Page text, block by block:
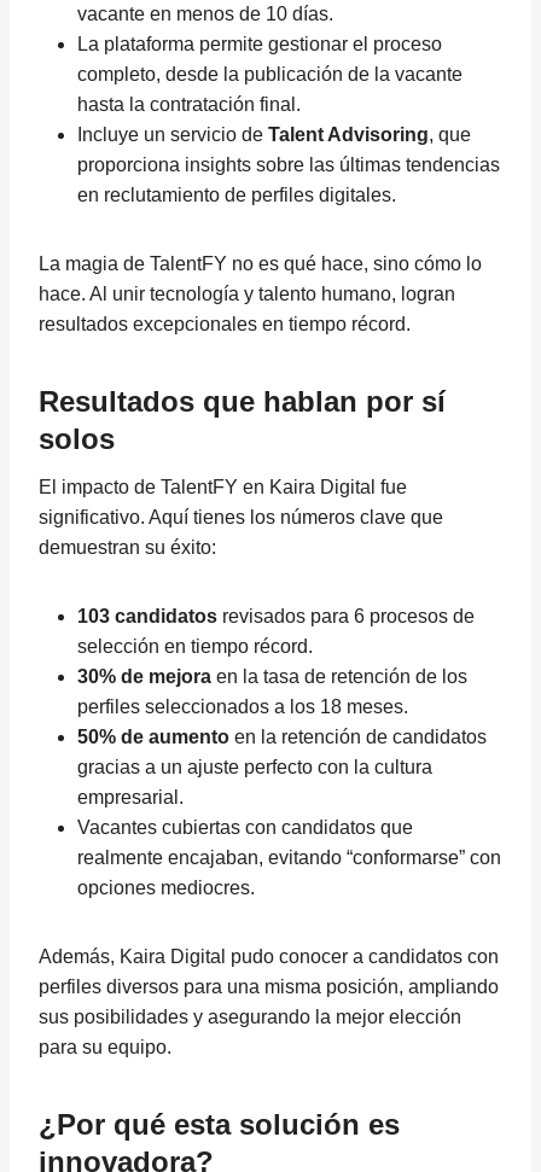
vacante en menos de 10 días.
La plataforma permite gestionar el proceso
completo, desde la publicación de la vacante
hasta la contratación final.
Incluye un servicio de Talent Advisoring, que
proporciona insights sobre las últimas tendencias
en reclutamiento de perfiles digitales.
La magia de TalentFY no es qué hace, sino cómo lo
hace. Al unir tecnología y talento humano, logran
resultados excepcionales en tiempo récord.
Resultados que hablan por sí
solos
El impacto de TalentFY en Kaira Digital fue
significativo. Aquí tienes los números clave que
demuestran su éxito:
103 candidatos revisados para 6 procesos de
selección en tiempo récord.
30% de mejora en la tasa de retención de los
perfiles seleccionados a los 18 meses.
50% de aumento en la retención de candidatos
gracias a un ajuste perfecto con la cultura
empresarial.
Vacantes cubiertas con candidatos que
realmente encajaban, evitando “conformarse” con
opciones mediocres.
Además, Kaira Digital pudo conocer a candidatos con
perfiles diversos para una misma posición, ampliando
sus posibilidades y asegurando la mejor elección
para su equipo.
¿Por qué esta solución es
innovadora?